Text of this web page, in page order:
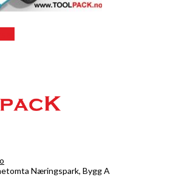
Næringspark, Bygg A